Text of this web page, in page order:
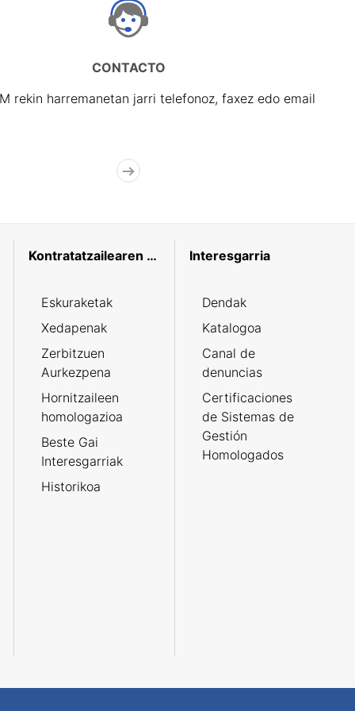
CONTACTO
rekin harremanetan jarri telefonoz, faxez edo email
Kontratatzailearen profila
Eskuraketak
Xedapenak
Zerbitzuen
Aurkezpena
Hornitzaileen
homologazioa
Beste Gai
Interesgarriak
Historikoa
Interesgarria
Dendak
Katalogoa
Canal de
denuncias
Certificaciones
de Sistemas de
Gestión
Homologados